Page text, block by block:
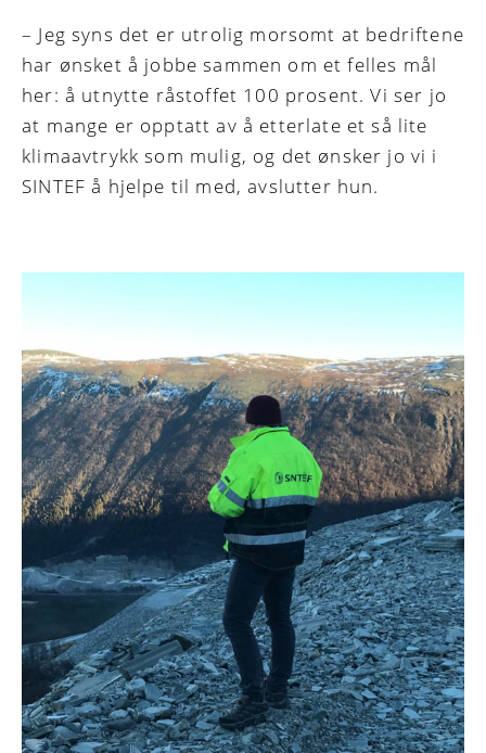
– Jeg syns det er utrolig morsomt at bedriftene
har ønsket å jobbe sammen om et felles mål
her: å utnytte råstoffet 100 prosent. Vi ser jo
at mange er opptatt av å etterlate et så lite
klimaavtrykk som mulig, og det ønsker jo vi i
SINTEF å hjelpe til med, avslutter hun.